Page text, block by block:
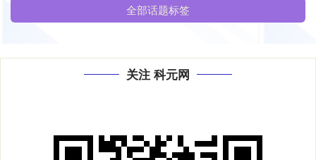
全部话题标签
关注 科元网